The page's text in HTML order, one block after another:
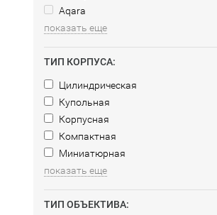
Aqara
показать еще
ТИП КОРПУСА:
Цилиндрическая
Купольная
Корпусная
Компактная
Миниатюрная
показать еще
ТИП ОБЪЕКТИВА: